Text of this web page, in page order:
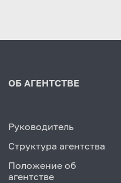
ОБ АГЕНТСТВЕ
Руководитель
Структура агентства
Положение об
агентстве